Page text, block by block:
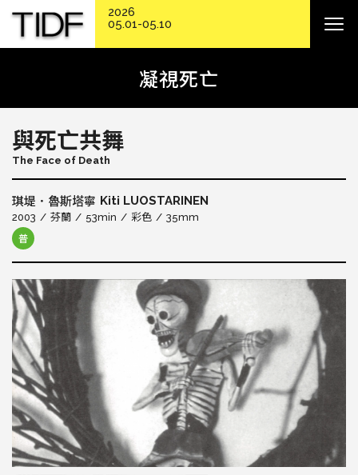
凝視死亡
與死亡共舞
The Face of Death
琪堤．魯斯塔寧 Kiti LUOSTARINEN
2003 芬蘭 53min 彩色 35mm
普
2026
05.01-05.10